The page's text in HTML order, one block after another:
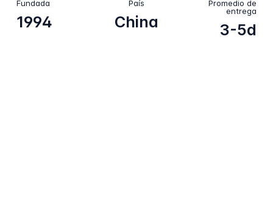
Fundada
1994
País
China
Promedio de
entrega
3-5d